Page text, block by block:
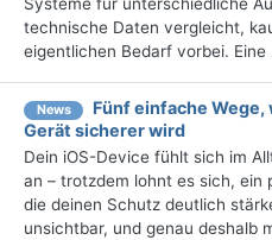
technische Daten vergleicht,
eigentlichen Bedarf vorbei. Eine
News
Fünf einfache
Gerät sicherer wird
Dein iOS-Device fühlt sich im
an – trotzdem lohnt es sich, ein
die deinen Schutz deutlich
unsichtbar, und genau deshalb